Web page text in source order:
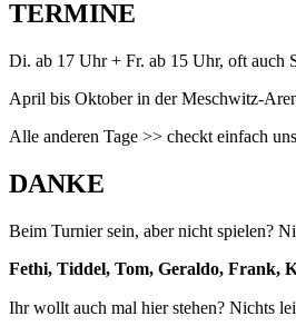
TERMINE
Di. ab 17 Uhr + Fr. ab 15 Uhr, oft auch
April bis Oktober in der Meschwitz-
Alle anderen Tage >> checkt einfach
DANKE
Beim Turnier sein, aber nicht spielen?
Fethi, Tiddel, Tom, Geraldo, Frank,
Ihr wollt auch mal hier stehen? Nichts